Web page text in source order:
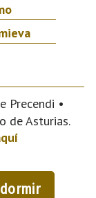
Precendi •
de Asturias.